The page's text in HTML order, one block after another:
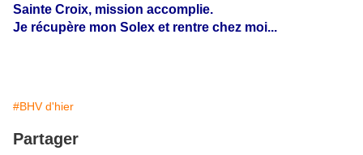
Sainte Croix, mission accomplie.
Je récupère mon Solex et rentre chez moi...
#BHV d'hier
Partager